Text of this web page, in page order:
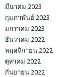
มีนาคม 2023
กุมภาพันธ์ 2023
มกราคม 2023
ธันวาคม 2022
พฤศจิกายน 2022
ตุลาคม 2022
กันยายน 2022